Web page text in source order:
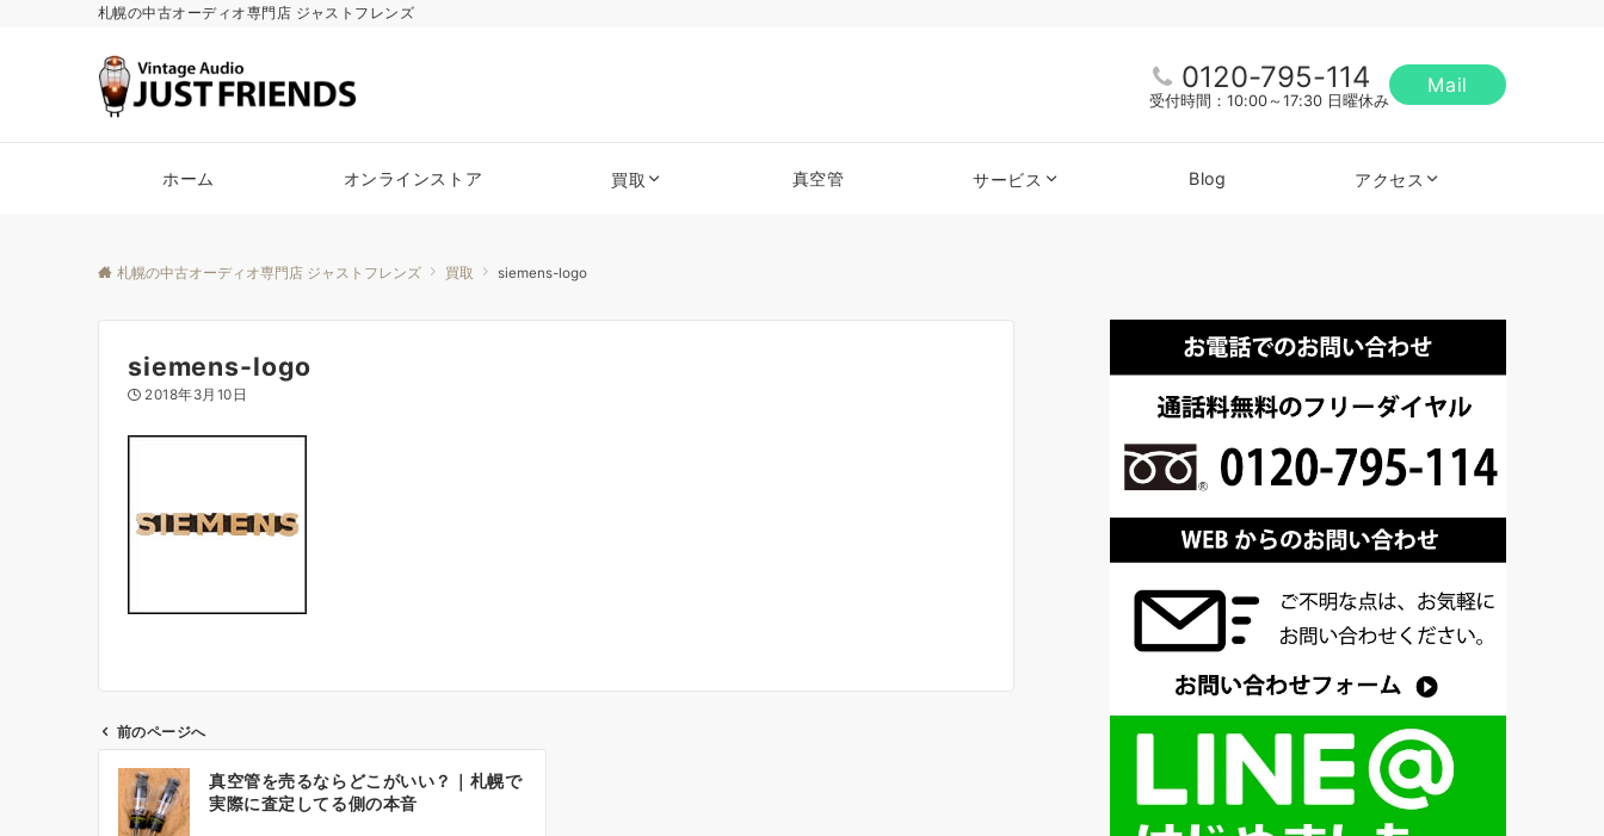
札幌の中古オーディオ専門店 ジャストフレンズ
0120-795-114
受付時間：10:00～17:30 日曜休み
Mail
ホーム オンラインストア 買取 真空管 サービス Blog アクセス
札幌の中古オーディオ専門店 ジャストフレンズ 買取 siemens-logo
siemens-logo
2018年3月10日
前のページへ
真空管を売るならどこがいい？｜札幌で
実際に査定してる側の本音